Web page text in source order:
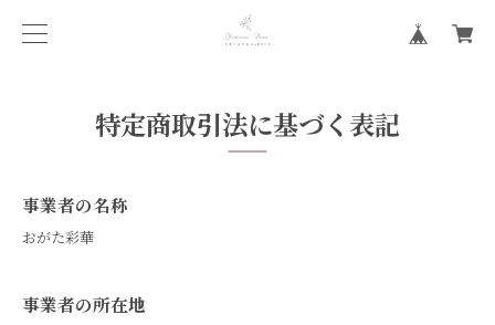
特定商取引法に基づく表記
事業者の名称
おがた彩華
事業者の所在地